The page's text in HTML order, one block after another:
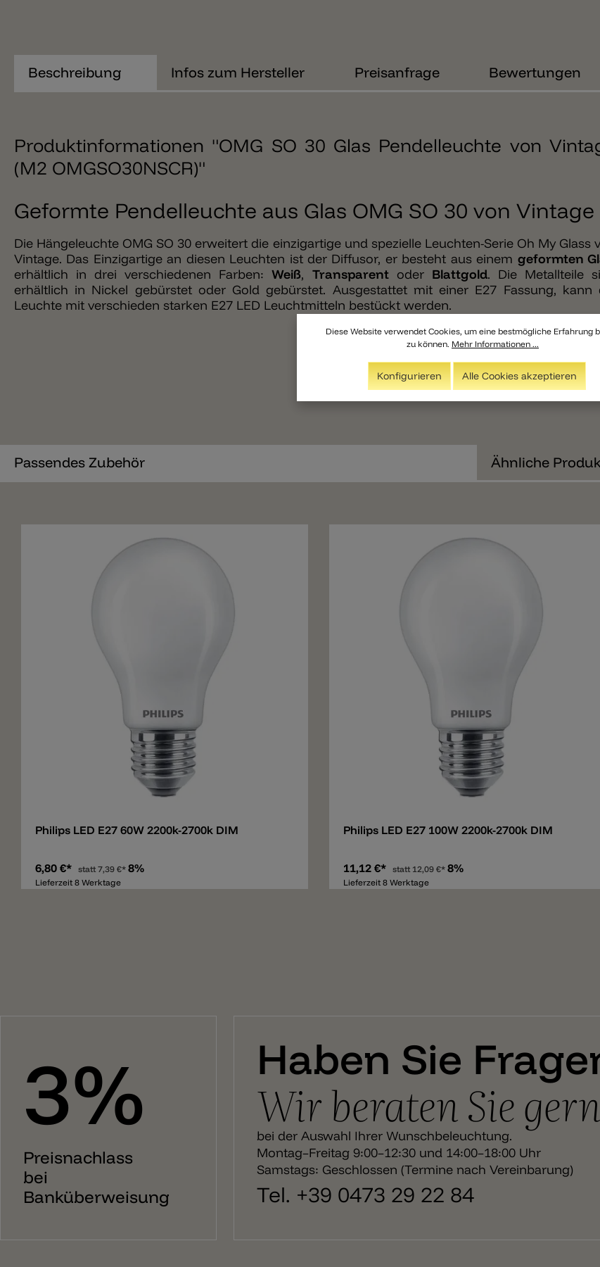
Beschreibung Infos zum Hersteller Preisanfrage Bewertungen
Produktinformationen "OMG SO 30 Glas Pendelleuchte von
(M2 OMGSO30NSCR)"
Geformte Pendelleuchte aus Glas OMG SO 30 von Vintage
Die Hängeleuchte OMG SO 30 erweitert die einzigartige und spezielle Leuchten-Serie Oh My Glass
Vintage. Das Einzigartige an diesen Leuchten ist der Diffusor, er besteht aus einem geformten
erhältlich in drei verschiedenen Farben:Weiß, Transparentoder Blattgold. Die Metallteile
erhältlich in Nickel gebürstet oder Gold gebürstet. Ausgestattet mit einer E27 Fassung, kann
Leuchte mit verschieden starken E27 LED Leuchtmitteln bestückt werden.
Passendes Zubehör Ähnliche
Philips LED E27 60W 2200k-2700k DIM
6,80 €* statt 7,39 €* 8%
Lieferzeit 8 Werktage
Philips LED E27 100W 2200k-2700k DIM
11,12 €* statt 12,09 €* 8%
Lieferzeit 8 Werktage
3%
Preisnachlass
bei
Banküberweisung
Haben Sie
Wir beraten Sie
bei der Auswahl Ihrer Wunschbeleuchtung.
Montag–Freitag 9:00–12:30 und 14:00–18:00 Uhr
Samstags: Geschlossen (Termine nach Vereinbarung)
Tel. +39 0473 29 22 84
Diese Website verwendet Cookies, um eine bestmögliche Erfahrung
zu können. Mehr Informationen ...
Konfigurieren Alle Cookies akzeptieren